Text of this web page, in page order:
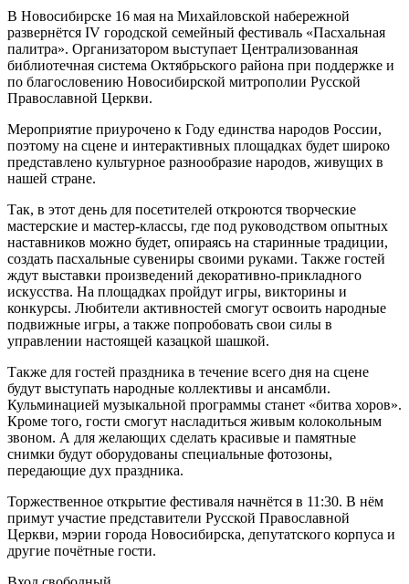
В Новосибирске 16 мая на Михайловской набережной
развернётся IV городской семейный фестиваль «Пасхальная
палитра». Организатором выступает Централизованная
библиотечная система Октябрьского района при поддержке и
по благословению Новосибирской митрополии Русской
Православной Церкви.
Мероприятие приурочено к Году единства народов России,
поэтому на сцене и интерактивных площадках будет широко
представлено культурное разнообразие народов, живущих в
нашей стране.
Так, в этот день для посетителей откроются творческие
мастерские и мастер-классы, где под руководством опытных
наставников можно будет, опираясь на старинные традиции,
создать пасхальные сувениры своими руками. Также гостей
ждут выставки произведений декоративно-прикладного
искусства. На площадках пройдут игры, викторины и
конкурсы. Любители активностей смогут освоить народные
подвижные игры, а также попробовать свои силы в
управлении настоящей казацкой шашкой.
Также для гостей праздника в течение всего дня на сцене
будут выступать народные коллективы и ансамбли.
Кульминацией музыкальной программы станет «битва хоров».
Кроме того, гости смогут насладиться живым колокольным
звоном. А для желающих сделать красивые и памятные
снимки будут оборудованы специальные фотозоны,
передающие дух праздника.
Торжественное открытие фестиваля начнётся в 11:30. В нём
примут участие представители Русской Православной
Церкви, мэрии города Новосибирска, депутатского корпуса и
другие почётные гости.